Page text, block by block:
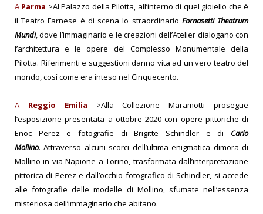
A Parma >Al Palazzo della Pilotta, all’interno di quel gioiello che è
il Teatro Farnese è di scena lo straordinario Fornasetti Theatrum
Mundi, dove l’immaginario e le creazioni dell’Atelier dialogano con
l’architettura e le opere del Complesso Monumentale della
Pilotta. Riferimenti e suggestioni danno vita ad un vero teatro del
mondo, così come era inteso nel Cinquecento.
A Reggio Emilia >Alla Collezione Maramotti prosegue
l’esposizione presentata a ottobre 2020 con opere pittoriche di
Enoc Perez e fotografie di Brigitte Schindler e di Carlo
Mollino. Attraverso alcuni scorci dell’ultima enigmatica dimora di
Mollino in via Napione a Torino, trasformata dall’interpretazione
pittorica di Perez e dall’occhio fotografico di Schindler, si accede
alle fotografie delle modelle di Mollino, sfumate nell’essenza
misteriosa dell’immaginario che abitano.